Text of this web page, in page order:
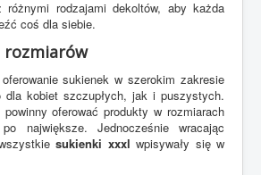
różnymi rodzajami dekoltów, aby każda
coś dla siebie.
rozmiarów
sukienek w szerokim zakresie
dla kobiet szczupłych, jak i puszystych.
powinny oferować produkty w rozmiarach
największe. Jednocześnie wracając
sukienki xxxl wpisywały się w